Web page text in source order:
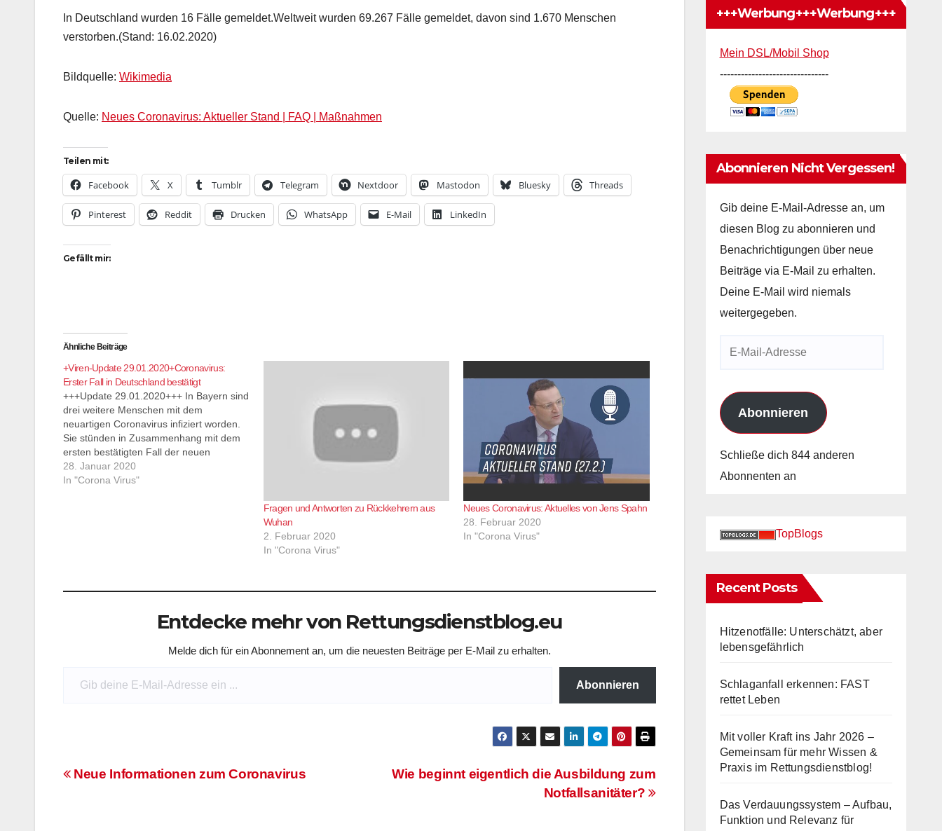
In Deutschland wurden 16 Fälle gemeldet.Weltweit wurden 69.267 Fälle gemeldet, davon sind 1.670 Menschen
verstorben.(Stand: 16.02.2020)
Bildquelle: Wikimedia
Quelle: Neues Coronavirus: Aktueller Stand | FAQ | Maßnahmen
Teilen mit:
Facebook X Tumblr Telegram Nextdoor Mastodon Bluesky Threads
Pinterest Reddit Drucken WhatsApp E-Mail LinkedIn
Gefällt mir:
Ähnliche Beiträge
+Viren-Update 29.01.2020+Coronavirus:
Erster Fall in Deutschland bestätigt
+++Update 29.01.2020+++ In Bayern sind
drei weitere Menschen mit dem
neuartigen Coronavirus infiziert worden.
Sie stünden in Zusammenhang mit dem
ersten bestätigten Fall der neuen
Lungenkrankheit in Deutschland, teilte ein
Sprecher des Gesundheitsministeriums in
28. Januar 2020
In "Corona Virus"
Fragen und Antworten zu Rückkehrern aus
Wuhan
2. Februar 2020
In "Corona Virus"
Neues Coronavirus: Aktuelles von Jens Spahn
28. Februar 2020
In "Corona Virus"
Entdecke mehr von Rettungsdienstblog.eu
Melde dich für ein Abonnement an, um die neuesten Beiträge per E-Mail zu erhalten.
Abonnieren
Beitragsnavigation
Wie beginnt eigentlich die Ausbildung zum
Notfallsanitäter?
Neue Informationen zum Coronavirus
+++Werbung+++Werbung+++
Mein DSL/Mobil Shop
-------------------------------
Abonnieren Nicht Vergessen!
Gib deine E-Mail-Adresse an, um
diesen Blog zu abonnieren und
Benachrichtigungen über neue
Beiträge via E-Mail zu erhalten.
Deine E-Mail wird niemals
weitergegeben.
Abonnieren
Schließe dich 844 anderen
Abonnenten an
TopBlogs
Recent Posts
Hitzenotfälle: Unterschätzt, aber
lebensgefährlich
Schlaganfall erkennen: FAST
rettet Leben
Mit voller Kraft ins Jahr 2026 –
Gemeinsam für mehr Wissen &
Praxis im Rettungsdienstblog!
Das Verdauungssystem – Aufbau,
Funktion und Relevanz für